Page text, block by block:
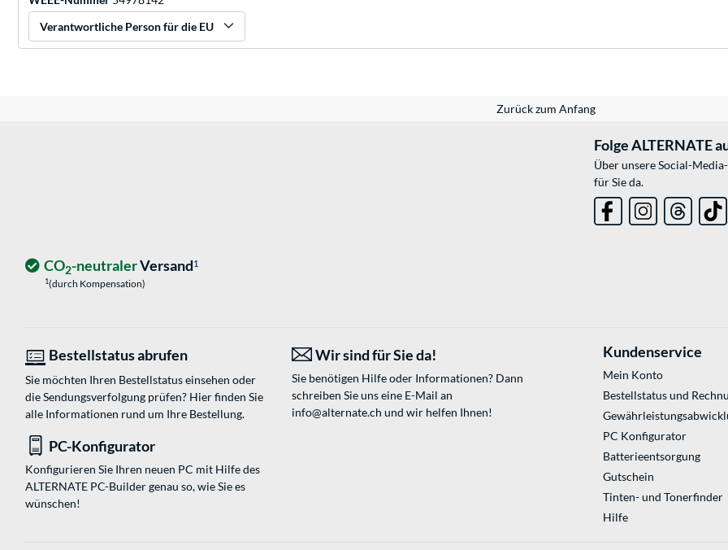
Verantwortliche Person für die EU
Zurück zum Anfang
Folge ALTERNATE
Über unsere Social-
für Sie da.
CO2-neutralerVersand1
1(durch Kompensation)
Bestellstatus abrufen
Sie möchten Ihren Bestellstatus einsehen oder
die Sendungsverfolgung prüfen? Hier finden Sie
alle Informationen rund um Ihre Bestellung.
Wir sind für Sie da!
Sie benötigen Hilfe oder Informationen? Dann
schreiben Sie uns eine E-Mail an
info@alternate.ch und wir helfen Ihnen!
PC-Konfigurator
Konfigurieren Sie Ihren neuen PC mit Hilfe des
ALTERNATE PC-Builder genau so, wie Sie es
wünschen!
Kundenservice
Mein Konto
Bestellstatus und
PC Konfigurator
Batterieentsorgung
Gutschein
Tinten- und Tonerfinder
Hilfe